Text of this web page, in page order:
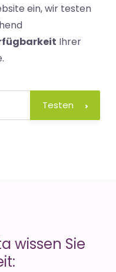
ein, wir testen
Ihrer
Testen
wissen Sie